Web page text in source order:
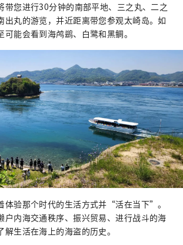
带您进行30分钟的南部平地、三之丸、二之
出丸的游览，并近距离带您参观太崎岛。如
能会看到海鸬鹚、白鹭和黑鲷。
体验那个时代的生活方式并“活在当下”。
户内海交通秩序、振兴贸易、进行战斗的海
生活在海上的海盗的历史。